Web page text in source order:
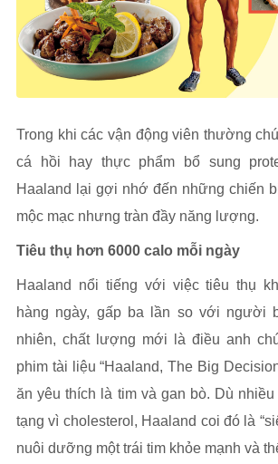
Trong khi các vận động viên thường
cá hồi hay thực phẩm bổ sung
Haaland lại gợi nhớ đến những chiến
mộc mạc nhưng tràn đầy năng lượng.
Tiêu thụ hơn 6000 calo mỗi ngày
Haaland nổi tiếng với việc tiêu thụ
hàng ngày, gấp ba lần so với người
nhiên, chất lượng mới là điều anh
phim tài liệu “Haaland, The Big
ăn yêu thích là tim và gan bò. Dù
tạng vì cholesterol, Haaland coi đó là
nuôi dưỡng một trái tim khỏe mạnh và